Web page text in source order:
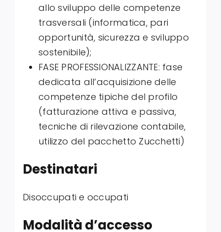
allo sviluppo delle competenze
trasversali (informatica, pari
opportunità, sicurezza e sviluppo
sostenibile);
FASE PROFESSIONALIZZANTE: fase
dedicata all’acquisizione delle
competenze tipiche del profilo
(fatturazione attiva e passiva,
tecniche di rilevazione contabile,
utilizzo del pacchetto Zucchetti)
Destinatari
Disoccupati e occupati
Modalità d’accesso